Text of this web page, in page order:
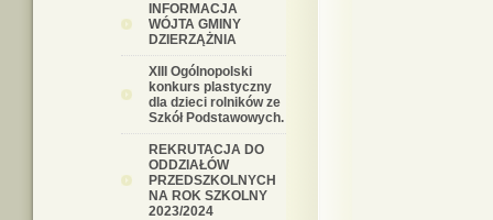
INFORMACJA
WÓJTA GMINY
DZIERZĄŻNIA
XIII Ogólnopolski
konkurs plastyczny
dla dzieci rolników ze
Szkół Podstawowych.
REKRUTACJA DO
ODDZIAŁÓW
PRZEDSZKOLNYCH
NA ROK SZKOLNY
2023/2024